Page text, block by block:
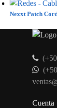
Nexxt Patch
Cuenta